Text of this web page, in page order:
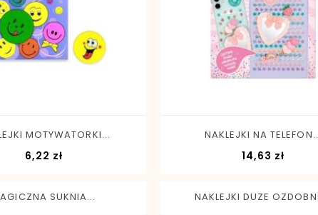
MOTYWATORKI...
6,22 złCena
NAKLEJKI NA
14,63 złCena
SUKNIA... NAKLEJKI DUZE